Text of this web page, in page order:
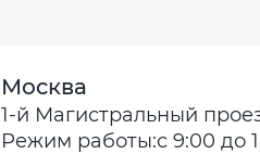
Москва
1-й Магистральный
Режим работы:с 9:00 до